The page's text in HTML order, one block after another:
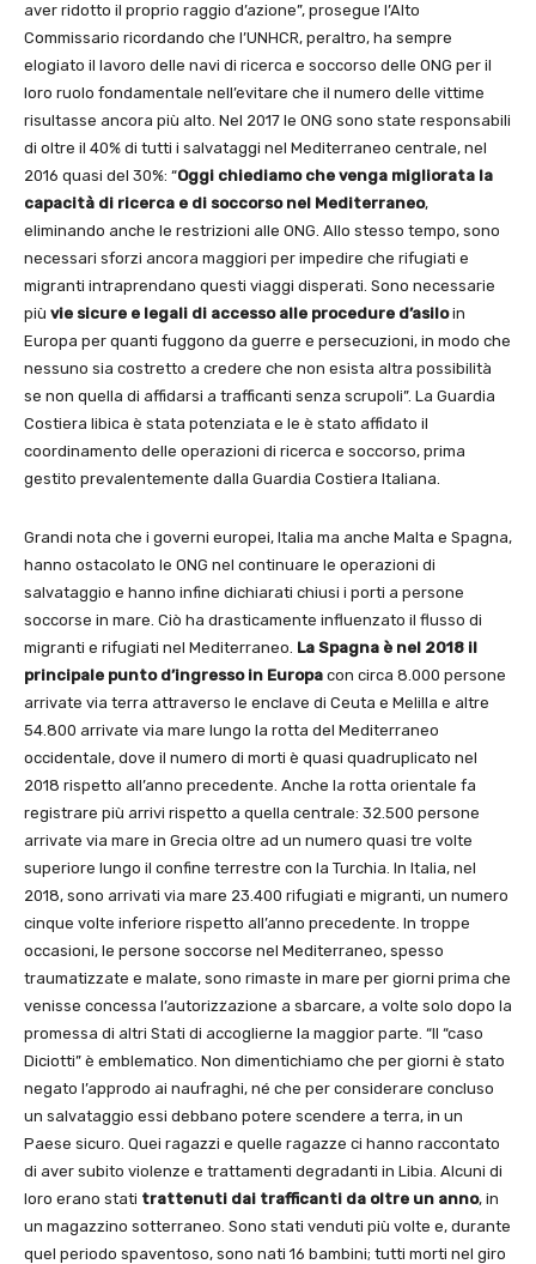
aver ridotto il proprio raggio d’azione”, prosegue l’Alto
Commissario ricordando che l’UNHCR, peraltro, ha sempre
elogiato il lavoro delle navi di ricerca e soccorso delle ONG per il
loro ruolo fondamentale nell’evitare che il numero delle vittime
risultasse ancora più alto. Nel 2017 le ONG sono state responsabili
di oltre il 40% di tutti i salvataggi nel Mediterraneo centrale, nel
2016 quasi del 30%: “Oggi chiediamo che venga migliorata la
capacità di ricerca e di soccorso nel Mediterraneo,
eliminando anche le restrizioni alle ONG. Allo stesso tempo, sono
necessari sforzi ancora maggiori per impedire che rifugiati e
migranti intraprendano questi viaggi disperati. Sono necessarie
più vie sicure e legali di accesso alle procedure d’asiloin
Europa per quanti fuggono da guerre e persecuzioni, in modo che
nessuno sia costretto a credere che non esista altra possibilità
se non quella di affidarsi a trafficanti senza scrupoli”. La Guardia
Costiera libica è stata potenziata e le è stato affidato il
coordinamento delle operazioni di ricerca e soccorso, prima
gestito prevalentemente dalla Guardia Costiera Italiana.
Grandi nota che i governi europei, Italia ma anche Malta e Spagna,
hanno ostacolato le ONG nel continuare le operazioni di
salvataggio e hanno infine dichiarati chiusi i porti a persone
soccorse in mare. Ciò ha drasticamente influenzato il flusso di
migranti e rifugiati nel Mediterraneo. La Spagna è nel 2018 il
principale punto d’ingresso in Europa con circa 8.000 persone
arrivate via terra attraverso le enclave di Ceuta e Melilla e altre
54.800 arrivate via mare lungo la rotta del Mediterraneo
occidentale, dove il numero di morti è quasi quadruplicato nel
2018 rispetto all’anno precedente. Anche la rotta orientale fa
registrare più arrivi rispetto a quella centrale: 32.500 persone
arrivate via mare in Grecia oltre ad un numero quasi tre volte
superiore lungo il confine terrestre con la Turchia. In Italia, nel
2018, sono arrivati via mare 23.400 rifugiati e migranti, un numero
cinque volte inferiore rispetto all’anno precedente. In troppe
occasioni, le persone soccorse nel Mediterraneo, spesso
traumatizzate e malate, sono rimaste in mare per giorni prima che
venisse concessa l’autorizzazione a sbarcare, a volte solo dopo la
promessa di altri Stati di accoglierne la maggior parte. “Il “caso
Diciotti” è emblematico. Non dimentichiamo che per giorni è stato
negato l’approdo ai naufraghi, né che per considerare concluso
un salvataggio essi debbano potere scendere a terra, in un
Paese sicuro. Quei ragazzi e quelle ragazze ci hanno raccontato
di aver subito violenze e trattamenti degradanti in Libia. Alcuni di
loro erano stati trattenuti dai trafficanti da oltre un anno, in
un magazzino sotterraneo. Sono stati venduti più volte e, durante
quel periodo spaventoso, sono nati 16 bambini; tutti morti nel giro